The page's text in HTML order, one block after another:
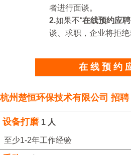
者进行面谈。
2.如果不“在线预约应聘
谈、求职，企业将拒绝
在 线 预 约
杭州楚恒环保技术有限公司 招聘
设备打磨 1 人
至少1-2年工作经验